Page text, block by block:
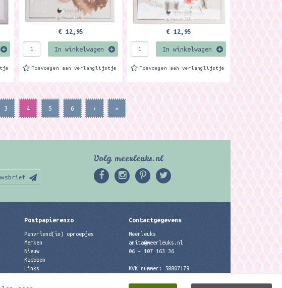
€ 12,95
In winkelwagen
Toevoegen aan verlanglijstje
€ 12,95
In winkelwagen
Toevoegen aan verlanglijstje
3 4 5 6 › »
Volg meerleuks.nl
Postpapierenzo
Penvriend(in) oproepjes
Merken
Nieuw
Kadobon
Links
Contactgegevens
Meerleuks
anita@meerleuks.nl
06 – 107 163 36
KVK nummer: 58807179